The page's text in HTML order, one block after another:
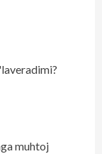
muhtoj